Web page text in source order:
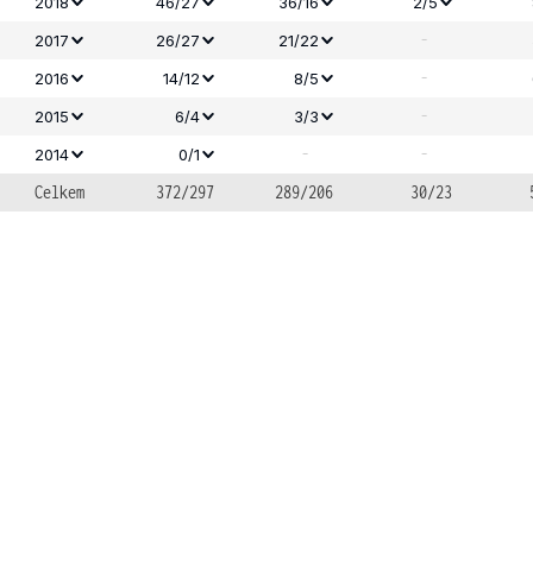
2017
26/27 21/22 -
2016
14/12 8/5 -
2015
6/4 3/3 -
2014 0/1 -
-
Celkem
372/297 289/206 30/23